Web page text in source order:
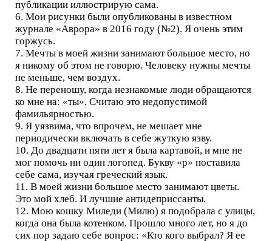
публикации иллюстрирую сама.
6. Мои рисунки были опубликованы в известном
журнале «Аврора» в 2016 году (№2). Я очень этим
горжусь.
7. Мечты в моей жизни занимают большое место, но
я никому об этом не говорю. Человеку нужны мечты
не меньше, чем воздух.
8. Не переношу, когда незнакомые люди обращаются
ко мне на: «ты». Считаю это недопустимой
фамильярностью.
9. Я уязвима, что впрочем, не мешает мне
периодически включать в себе жуткую язву.
10. До двадцати пяти лет я была картавой, и мне не
мог помочь ни один логопед. Букву «р» поставила
себе сама, изучая греческий язык.
11. В моей жизни большое место занимают цветы.
Это мой хлеб. И лучшие антидеприссанты.
12. Мою кошку Миледи (Милю) я подобрала с улицы,
когда она была котенком. Прошло много лет, но я до
сих пор задаю себе вопрос: «Кто кого выбрал? Я ее